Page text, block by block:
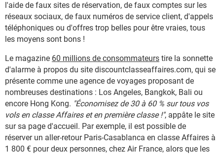
l'aide de faux sites de réservation, de faux comptes sur les
réseaux sociaux, de faux numéros de service client, d'appels
téléphoniques ou d'offres trop belles pour être vraies, tous
les moyens sont bons !
Le magazine 60 millions de consommateurs tire la sonnette
d'alarme à propos du site discountclasseaffaires.com, qui se
présente comme une agence de voyages proposant de
nombreuses destinations : Los Angeles, Bangkok, Bali ou
encore Hong Kong. "Économisez de 30 à 60 % sur tous vos
vols en classe Affaires et en première classe !", appâte le site
sur sa page d'accueil. Par exemple, il est possible de
réserver un aller-retour Paris-Casablanca en classe Affaires à
1 800 € pour deux personnes, chez Air France, alors que les